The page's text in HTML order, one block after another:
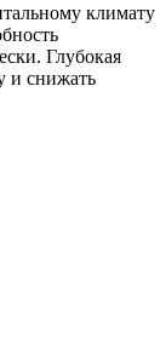
климату
Глубокая
и снижать